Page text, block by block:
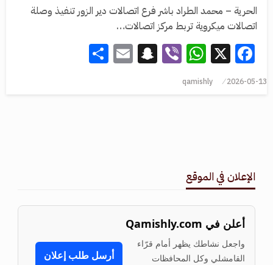
الحرية – محمد الطراد باشر فرع اتصالات دير الزور تنفيذ وصلة
اتصالات ميكروية تربط مركز اتصالات…
Facebook
X
WhatsApp
Viber
Snapchat
Email
2026-05-13
qamishly
الإعلان في الموقع
أعلن في Qamishly.com
واجعل نشاطك يظهر أمام قرّاء
القامشلي وكل المحافظات
أرسل طلب إعلان